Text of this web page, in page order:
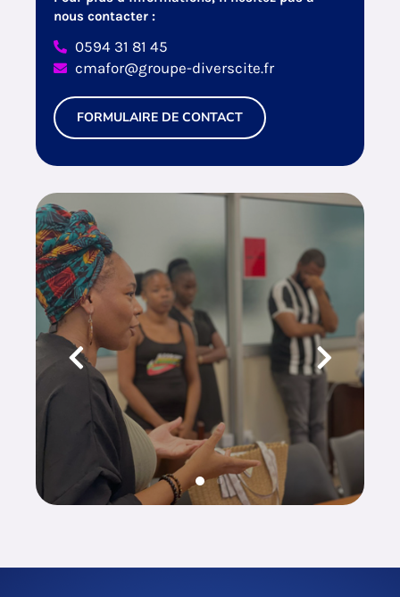
nous contacter :
0594 31 81 45
cmafor@groupe-diverscite.fr
FORMULAIRE DE CONTACT